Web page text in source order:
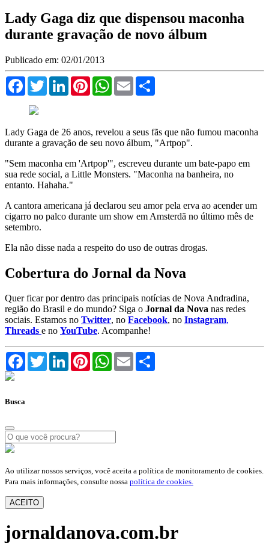
Lady Gaga diz que dispensou maconha
durante gravação de novo álbum
Publicado em: 02/01/2013
FacebookTwitterLinkedInPinterestWhatsApp
Email
Lady Gaga de 26 anos, revelou a seus fãs que não fumou maconha
durante a gravação de seu novo álbum, "Artpop".
"Sem maconha em 'Artpop'", escreveu durante um bate-papo em
sua rede social, a Little Monsters. "Maconha na banheira, no
entanto. Hahaha."
A cantora americana já declarou seu amor pela erva ao acender um
cigarro no palco durante um show em Amsterdã no último mês de
setembro.
Ela não disse nada a respeito do uso de outras drogas.
Cobertura do Jornal da Nova
Quer ficar por dentro das principais notícias de Nova Andradina,
região do Brasil e do mundo? Siga o Jornal da Nova nas redes
sociais. Estamos no Twitter, no Facebook, no Instagram,
Threads e no YouTube. Acompanhe!
FacebookTwitterLinkedInPinterestWhatsApp
Email
Busca
Ao utilizar nossos serviços, você aceita a política de monitoramento de cookies.
Para mais informações, consulte nossa política de cookies.
ACEITO
jornaldanova.com.br